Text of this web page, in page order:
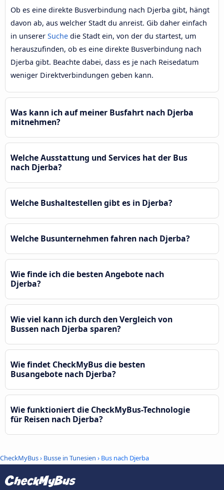
Ob es eine direkte Busverbindung nach Djerba gibt, hängt
davon ab, aus welcher Stadt du anreist. Gib daher einfach
in unserer Suche die Stadt ein, von der du startest, um
herauszufinden, ob es eine direkte Busverbindung nach
Djerba gibt. Beachte dabei, dass es je nach Reisedatum
weniger Direktverbindungen geben kann.
Was kann ich auf meiner Busfahrt nach Djerba
mitnehmen?
Welche Ausstattung und Services hat der Bus
nach Djerba?
Welche Bushaltestellen gibt es in Djerba?
Welche Busunternehmen fahren nach Djerba?
Wie finde ich die besten Angebote nach
Djerba?
Wie viel kann ich durch den Vergleich von
Bussen nach Djerba sparen?
Wie findet CheckMyBus die besten
Busangebote nach Djerba?
Wie funktioniert die CheckMyBus-Technologie
für Reisen nach Djerba?
CheckMyBus› Busse in Tunesien › Bus nach Djerba